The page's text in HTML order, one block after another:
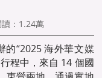
： 1.24萬
的“2025 海外華文媒
程中，來自 14 個國